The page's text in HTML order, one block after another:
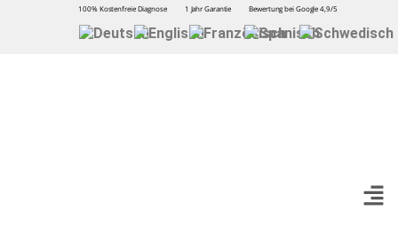
100% Kostenfreie Diagnose 1 Jahr Garantie Bewertung bei Google 4,9/5